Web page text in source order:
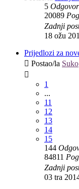
5
20089
Zadnji
18 ožu
Prijedlozi za
Postao/la Suko
1
...
11
12
13
14
15
144
84811
Zadnji
03 tra